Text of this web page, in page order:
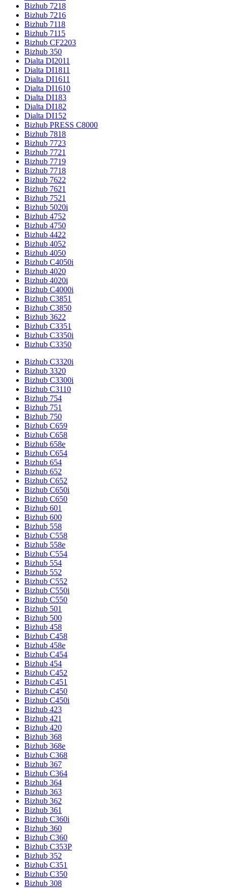
Bizhub 7218
Bizhub 7216
Bizhub 7118
Bizhub 7115
Bizhub CF2203
Bizhub 350
Dialta DI2011
Dialta DI1811
Dialta DI1611
Dialta DI1610
Dialta DI183
Dialta DI182
Dialta DI152
Bizhub PRESS C8000
Bizhub 7818
Bizhub 7723
Bizhub 7721
Bizhub 7719
Bizhub 7718
Bizhub 7622
Bizhub 7621
Bizhub 7521
Bizhub 5020i
Bizhub 4752
Bizhub 4750
Bizhub 4422
Bizhub 4052
Bizhub 4050
Bizhub C4050i
Bizhub 4020
Bizhub 4020i
Bizhub C4000i
Bizhub C3851
Bizhub C3850
Bizhub 3622
Bizhub C3351
Bizhub C3350i
Bizhub C3350
Bizhub C3320i
Bizhub 3320
Bizhub C3300i
Bizhub C3110
Bizhub 754
Bizhub 751
Bizhub 750
Bizhub C659
Bizhub C658
Bizhub 658e
Bizhub C654
Bizhub 654
Bizhub 652
Bizhub C652
Bizhub C650i
Bizhub C650
Bizhub 601
Bizhub 600
Bizhub 558
Bizhub C558
Bizhub 558e
Bizhub C554
Bizhub 554
Bizhub 552
Bizhub C552
Bizhub C550i
Bizhub C550
Bizhub 501
Bizhub 500
Bizhub 458
Bizhub C458
Bizhub 458e
Bizhub C454
Bizhub 454
Bizhub C452
Bizhub C451
Bizhub C450
Bizhub C450i
Bizhub 423
Bizhub 421
Bizhub 420
Bizhub 368
Bizhub 368e
Bizhub C368
Bizhub 367
Bizhub C364
Bizhub 364
Bizhub 363
Bizhub 362
Bizhub 361
Bizhub C360i
Bizhub 360
Bizhub C360
Bizhub C353P
Bizhub 352
Bizhub C351
Bizhub C350
Bizhub 308